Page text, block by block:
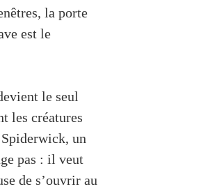
la porte
est le
le seul
les créatures
un
pas : il veut
de s’ouvrir au